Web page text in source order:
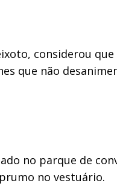
considerou
que não
no parque de
no vestuário.